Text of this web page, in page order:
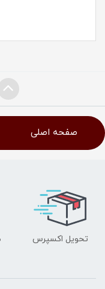
صفحه اصلی
تحویل اکسپرس